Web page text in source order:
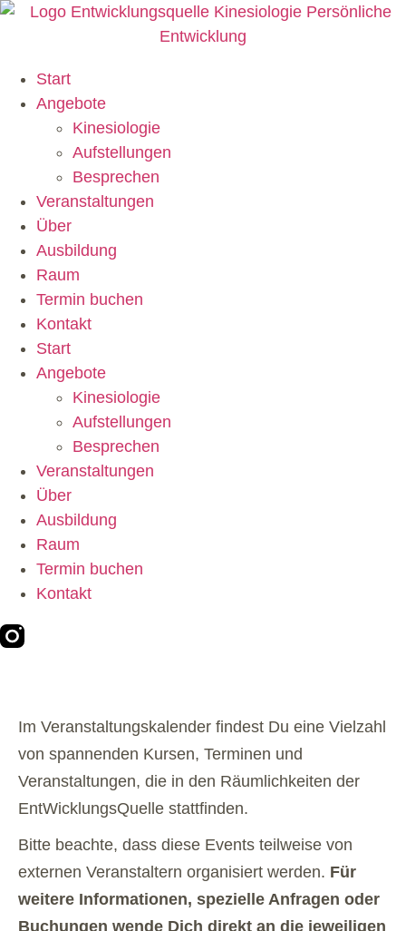
Zum
Start
Angebote
Kinesiologie
Aufstellungen
Besprechen
Veranstaltungen
Über
Ausbildung
Raum
Termin buchen
Kontakt
Start
Angebote
Kinesiologie
Aufstellungen
Besprechen
Veranstaltungen
Über
Ausbildung
Raum
Termin buchen
Kontakt
Im Veranstaltungskalender findest Du eine Vielzahl
von spannenden Kursen, Terminen und
Veranstaltungen, die in den Räumlichkeiten der
EntWicklungsQuelle stattfinden.
Bitte beachte, dass diese Events teilweise von
externen Veranstaltern organisiert werden. Für
weitere Informationen, spezielle Anfragen oder
Buchungen wende Dich direkt an die jeweiligen